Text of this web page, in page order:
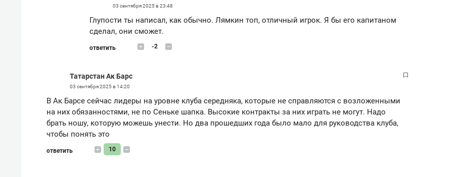
03 сентября 2025 в 23:48
Глупости ты написал, как обычно. Лямкин топ, отличный игрок. Я бы его капитаном
сделал, они сможет.
ответить -2
Татарстан Ак Барс
03 сентября 2025 в 14:20
В Ак Барсе сейчас лидеры на уровне клуба середняка, которые не справляются с возложенными
на них обязанностями, не по Сеньке шапка. Высокие контракты за них играть не могут. Надо
брать ношу, которую можешь унести. Но два прошедших года было мало для руководства клуба,
чтобы понять это
ответить 10